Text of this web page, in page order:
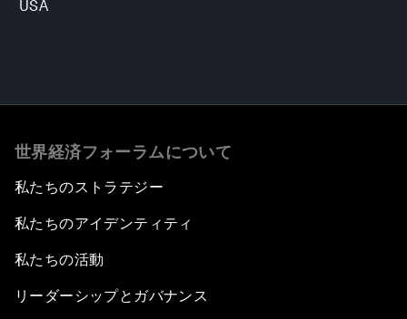
USA
世界経済フォーラムについて
私たちのストラテジー
私たちのアイデンティティ
私たちの活動
リーダーシップとガバナンス